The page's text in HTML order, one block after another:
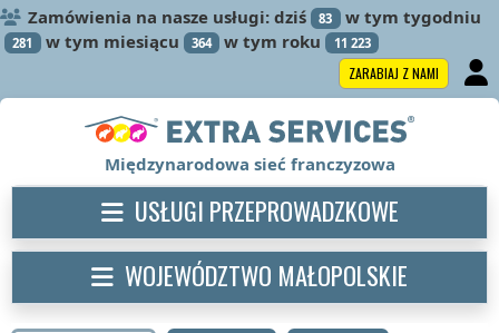
Zamówienia na nasze usługi: dziś 83 w tym tygodniu
281 w tym miesiącu 364 w tym roku 11 223
ZARABIAJ Z NAMI
Międzynarodowa sieć franczyzowa
USŁUGI PRZEPROWADZKOWE
WOJEWÓDZTWO MAŁOPOLSKIE